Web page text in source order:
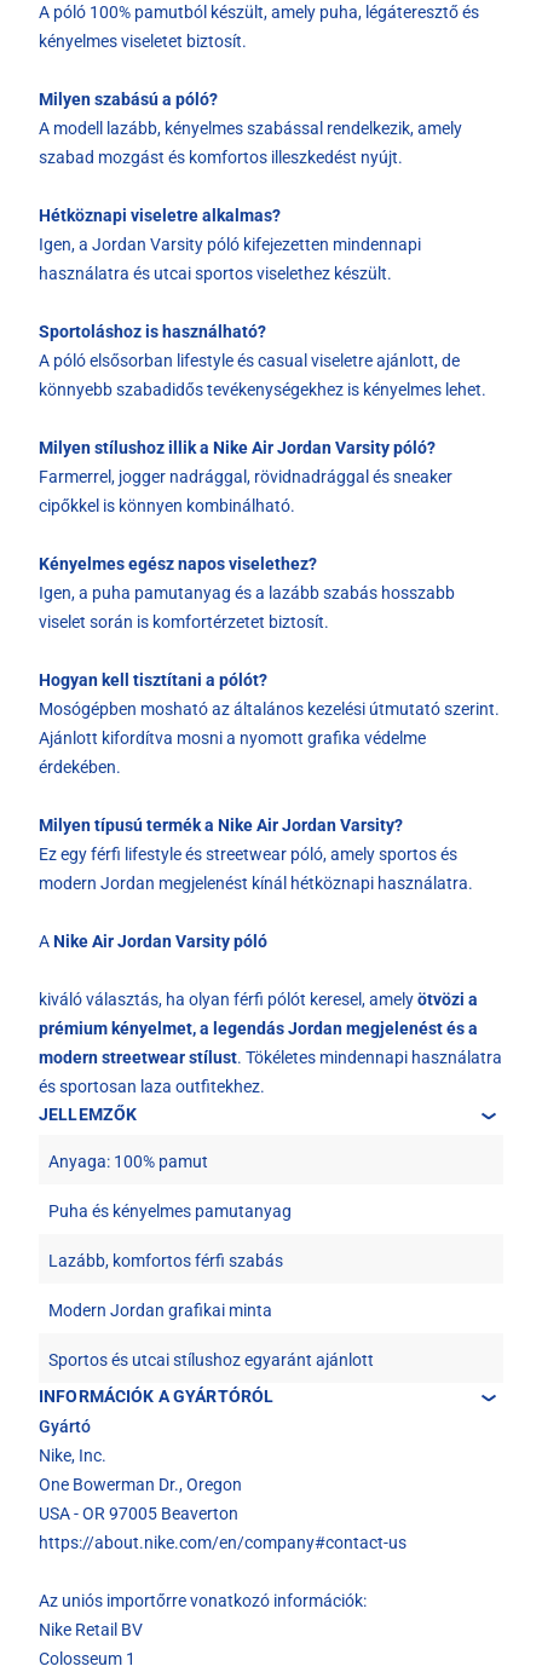
A póló 100% pamutból készült, amely puha, légáteresztő és
kényelmes viseletet biztosít.
Milyen szabású a póló?
A modell lazább, kényelmes szabással rendelkezik, amely
szabad mozgást és komfortos illeszkedést nyújt.
Hétköznapi viseletre alkalmas?
Igen, a Jordan Varsity póló kifejezetten mindennapi
használatra és utcai sportos viselethez készült.
Sportoláshoz is használható?
A póló elsősorban lifestyle és casual viseletre ajánlott, de
könnyebb szabadidős tevékenységekhez is kényelmes lehet.
Milyen stílushoz illik a Nike Air Jordan Varsity póló?
Farmerrel, jogger nadrággal, rövidnadrággal és sneaker
cipőkkel is könnyen kombinálható.
Kényelmes egész napos viselethez?
Igen, a puha pamutanyag és a lazább szabás hosszabb
viselet során is komfortérzetet biztosít.
Hogyan kell tisztítani a pólót?
Mosógépben mosható az általános kezelési útmutató szerint.
Ajánlott kifordítva mosni a nyomott grafika védelme
érdekében.
Milyen típusú termék a Nike Air Jordan Varsity?
Ez egy férfi lifestyle és streetwear póló, amely sportos és
modern Jordan megjelenést kínál hétköznapi használatra.
ANike Air Jordan Varsity póló
kiváló választás, ha olyan férfi pólót keresel, amelyötvözi a
prémium kényelmet, a legendás Jordan megjelenést és a
modern streetwear stílust. Tökéletes mindennapi használatra
és sportosan laza outfitekhez.
JELLEMZŐK
Anyaga: 100% pamut
Puha és kényelmes pamutanyag
Lazább, komfortos férfi szabás
Modern Jordan grafikai minta
Sportos és utcai stílushoz egyaránt ajánlott
INFORMÁCIÓK A GYÁRTÓRÓL
Gyártó
Nike, Inc.
One Bowerman Dr., Oregon
USA - OR 97005 Beaverton
https://about.nike.com/en/company#contact-us
Az uniós importőrre vonatkozó információk:
Nike Retail BV
Colosseum 1